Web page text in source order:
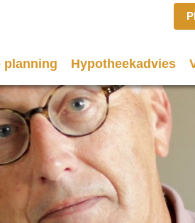
planning Hypotheekadvies
Hypotheken
Oeps, een
Hypotheekvormen
Stappenplan